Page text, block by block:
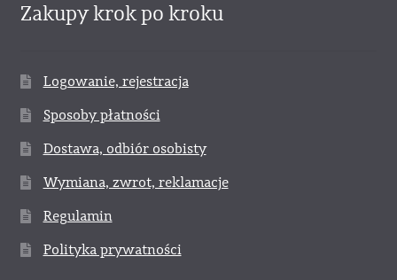
Zakupy krok po kroku
Logowanie, rejestracja
Sposoby płatności
Dostawa, odbiór osobisty
Wymiana, zwrot, reklamacje
Regulamin
Polityka prywatności